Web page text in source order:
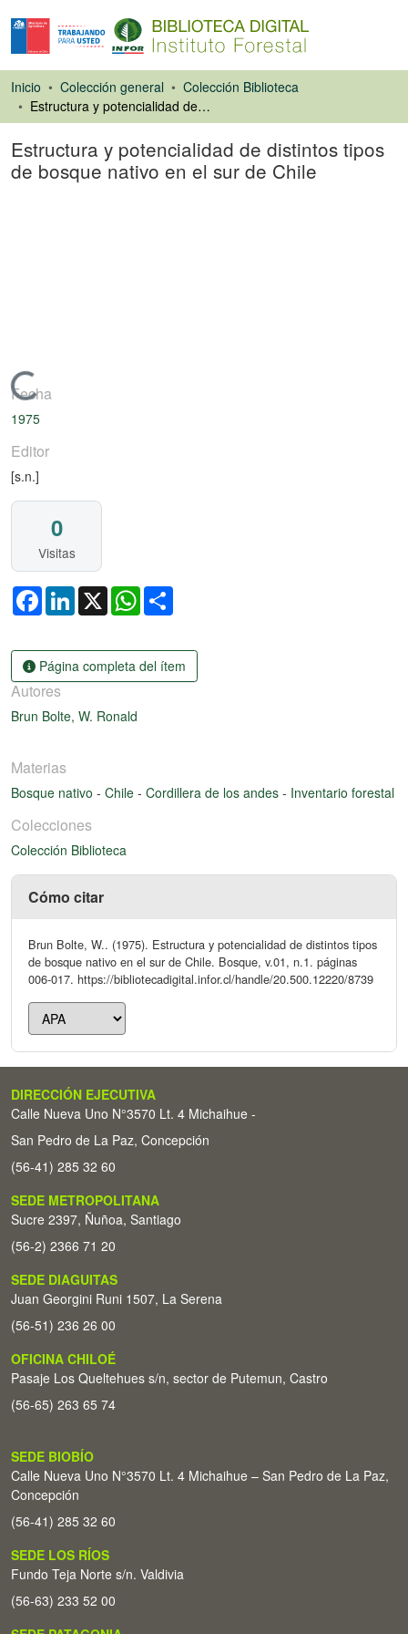
Inicio Colección general
Colección Biblioteca
Estructura y potencialidad de distintos tipos de bosque nativo en el sur de Chile
Estructura y potencialidad de distintos tipos
de bosque nativo en el sur de Chile
Cargando...
Fecha
1975
Editor
[s.n.]
0
Visitas
FacebookLinkedIn
X WhatsApp
Página completa del ítem
Autores
Brun Bolte, W. Ronald
Materias
Bosque nativo - Chile - Cordillera de los andes - Inventario forestal
Colecciones
Colección Biblioteca
Cómo citar
Brun Bolte, W.. (1975). Estructura y potencialidad de distintos tipos
de bosque nativo en el sur de Chile. Bosque, v.01, n.1. páginas
006-017. https://bibliotecadigital.infor.cl/handle/20.500.12220/8739
DIRECCIÓN EJECUTIVA
Calle Nueva Uno N°3570 Lt. 4 Michaihue -
San Pedro de La Paz, Concepción
(56-41) 285 32 60
SEDE METROPOLITANA
Sucre 2397, Ñuñoa, Santiago
(56-2) 2366 71 20
SEDE DIAGUITAS
Juan Georgini Runi 1507, La Serena
(56-51) 236 26 00
OFICINA CHILOÉ
Pasaje Los Queltehues s/n, sector de Putemun, Castro
(56-65) 263 65 74
SEDE BIOBÍO
Calle Nueva Uno N°3570 Lt. 4 Michaihue – San Pedro de La Paz,
Concepción
(56-41) 285 32 60
SEDE LOS RÍOS
Fundo Teja Norte s/n. Valdivia
(56-63) 233 52 00